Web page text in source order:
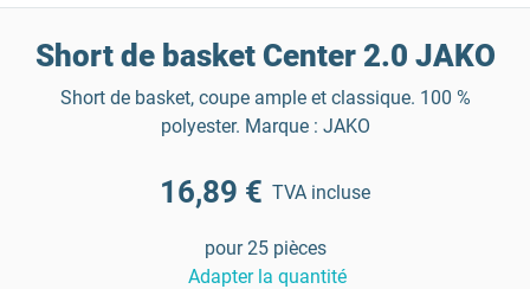
Short de basket Center 2.0 JAKO
Short de basket, coupe ample et classique. 100 %
polyester. Marque : JAKO
16,89 € TVA incluse
pour 25 pièces
Adapter la quantité